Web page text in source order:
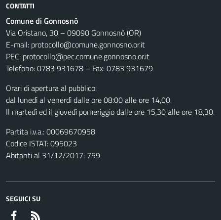
CONTATTI
Comune di Gonnosnò
Via Oristano, 30 – 09090 Gonnosnò (OR)
E-mail: protocollo@comune.gonnosno.or.it
PEC: protocollo@pec.comune.gonnosno.or.it
Telefono: 0783 931678 – Fax: 0783 931679
Orari di apertura al pubblico:
dal lunedì al venerdì dalle ore 08:00 alle ore 14,00.
Il martedì ed il giovedì pomeriggio dalle ore 15,30 alle ore 18,30.
Partita i.v.a.: 00069670958
Codice ISTAT: 095023
Abitanti al 31/12/2017: 759
SEGUICI SU
Facebook